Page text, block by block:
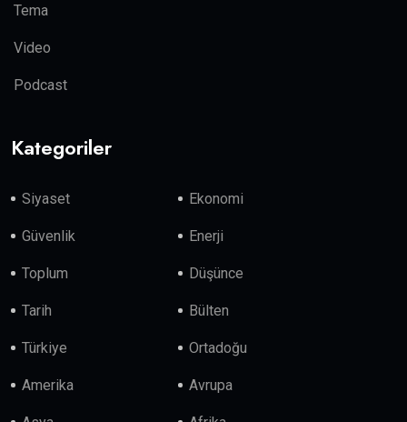
Tema
Video
Podcast
Kategoriler
Siyaset Ekonomi
Güvenlik Enerji
Toplum Düşünce
Tarih Bülten
Türkiye Ortadoğu
Amerika Avrupa